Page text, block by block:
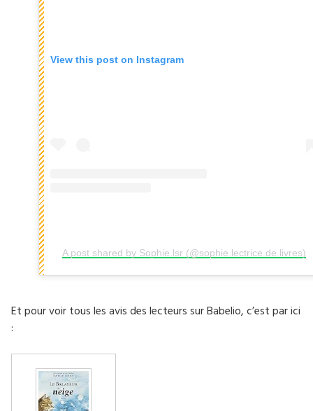
View this post on Instagram
A post shared by Sophie.lsr (@sophie.lectrice.de.livres)
Et pour voir tous les avis des lecteurs sur Babelio, c’est par ici
: